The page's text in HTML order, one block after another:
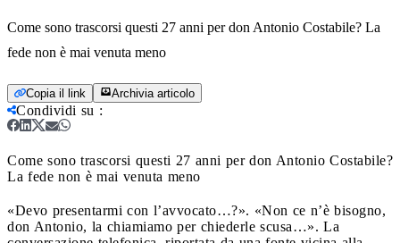
Come sono trascorsi questi 27 anni per don Antonio Costabile? La
fede non è mai venuta meno
Copia il link Archivia articolo
Condividi su :
Come sono trascorsi questi 27 anni per don Antonio Costabile?
La fede non è mai venuta meno
«Devo presentarmi con l’avvocato…?». «Non ce n’è bisogno,
don Antonio, la chiamiamo per chiederle scusa…». La